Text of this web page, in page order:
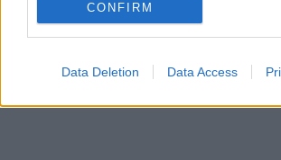
CONFIRM
Data Deletion Data Access